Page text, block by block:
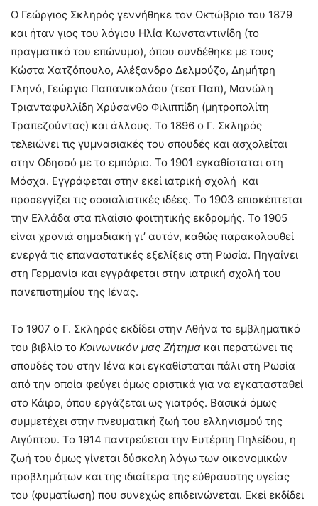
Ο Γεώργιος Σκληρός γεννήθηκε τον Οκτώβριο του 1879
και ήταν γιος του λόγιου Ηλία Κωνσταντινίδη (το
πραγματικό του επώνυμο), όπου συνδέθηκε με τους
Κώστα Χατζόπουλο, Αλέξανδρο Δελμούζο, Δημήτρη
Γληνό, Γεώργιο Παπανικολάου (τεστ Παπ), Μανώλη
Τριανταφυλλίδη Χρύσανθο Φιλιππίδη (μητροπολίτη
Τραπεζούντας) και άλλους. Το 1896 ο Γ. Σκληρός
τελειώνει τις γυμνασιακές του σπουδές και ασχολείται
στην Οδησσό με το εμπόριο. Το 1901 εγκαθίσταται στη
Μόσχα. Εγγράφεται στην εκεί ιατρική σχολή και
προσεγγίζει τις σοσιαλιστικές ιδέες. Το 1903 επισκέπτεται
την Ελλάδα στα πλαίσιο φοιτητικής εκδρομής. Το 1905
είναι χρονιά σημαδιακή γι’ αυτόν, καθώς παρακολουθεί
ενεργά τις επαναστατικές εξελίξεις στη Ρωσία. Πηγαίνει
στη Γερμανία και εγγράφεται στην ιατρική σχολή του
πανεπιστημίου της Ιένας.
Το 1907 ο Γ. Σκληρός εκδίδει στην Αθήνα το εμβληματικό
του βιβλίο το Κοινωνικόν μας Ζήτημα και περατώνει τις
σπουδές του στην Ιένα και εγκαθίσταται πάλι στη Ρωσία
από την οποία φεύγει όμως οριστικά για να εγκατασταθεί
στο Κάιρο, όπου εργάζεται ως γιατρός. Βασικά όμως
συμμετέχει στην πνευματική ζωή του ελληνισμού της
Αιγύπτου. Το 1914 παντρεύεται την Ευτέρπη Πηλείδου, η
ζωή του όμως γίνεται δύσκολη λόγω των οικονομικών
προβλημάτων και της ιδιαίτερα της εύθραυστης υγείας
του (φυματίωση) που συνεχώς επιδεινώνεται. Εκεί εκδίδει